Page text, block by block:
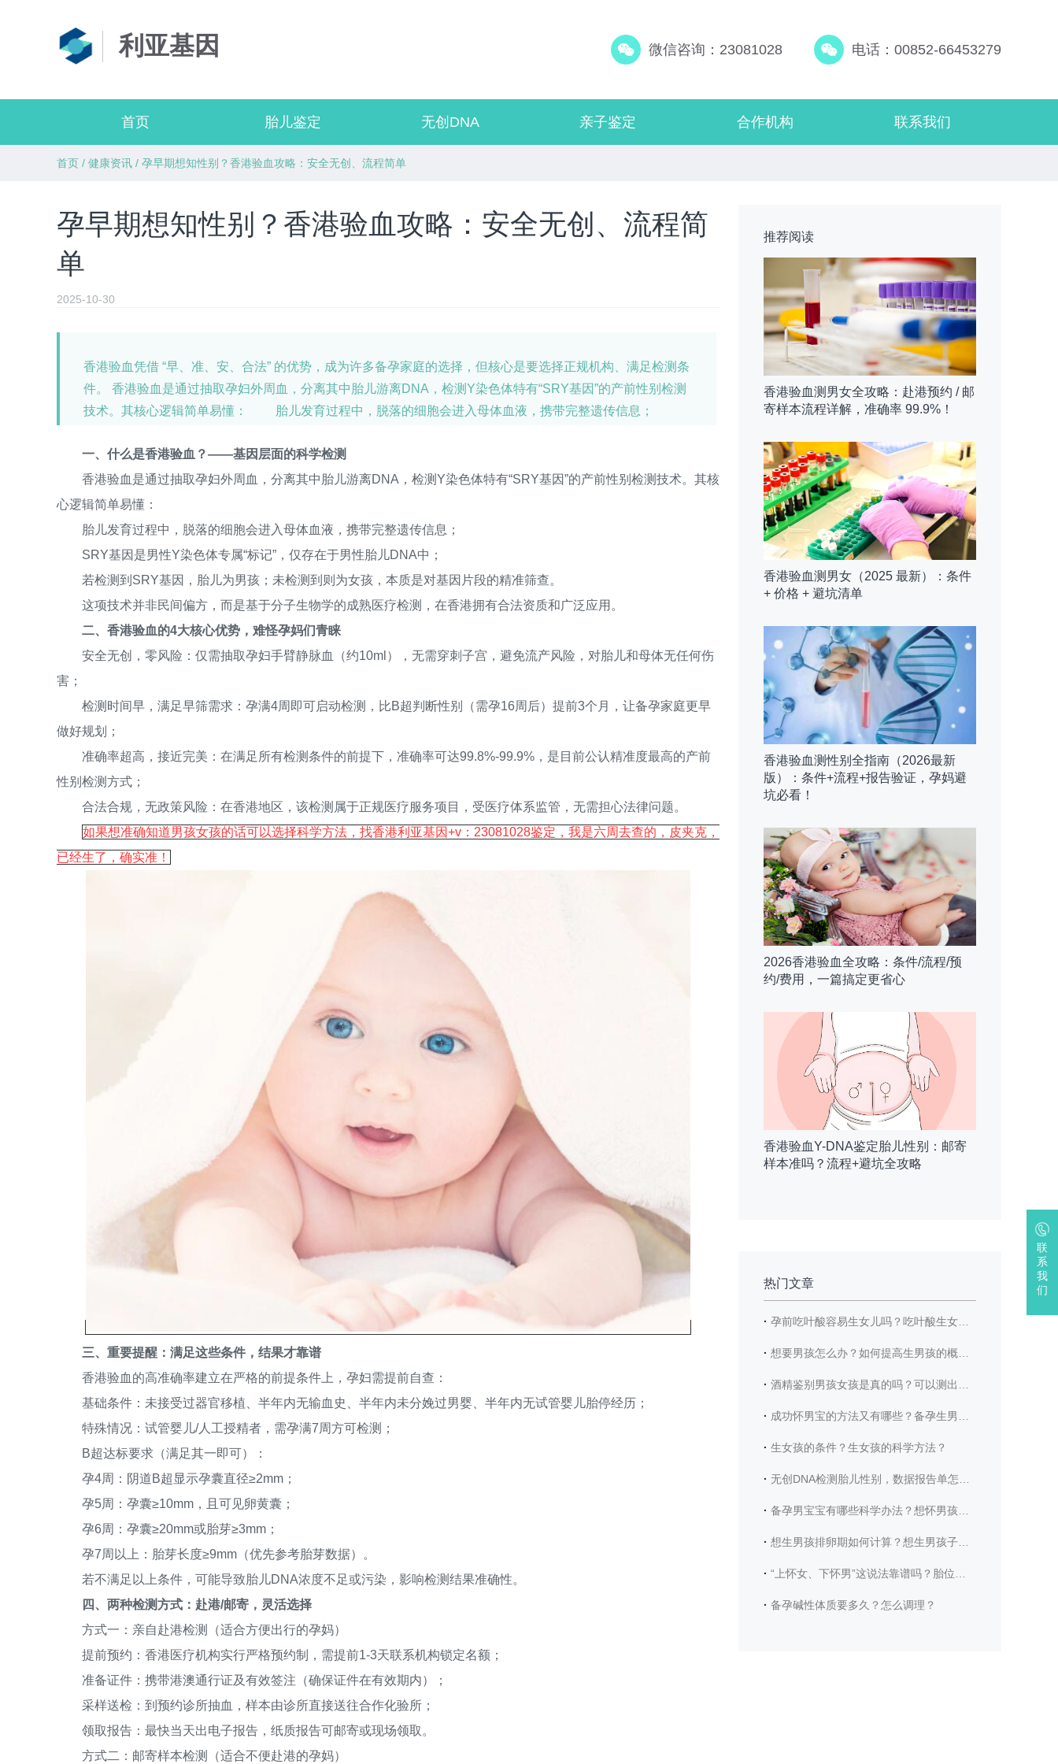
利亚基因 微信咨询：23081028 电话：00852-66453279
首页 胎儿鉴定 无创DNA 亲子鉴定 合作机构 联系我们
首页 / 健康资讯 / 孕早期想知性别？香港验血攻略：安全无创、流程简单
孕早期想知性别？香港验血攻略：安全无创、流程简
单
2025-10-30
香港验血凭借 “早、准、安、合法” 的优势，成为许多备孕家庭的选择，但核心是要选择正规机构、满足检测条
件。 香港验血是通过抽取孕妇外周血，分离其中胎儿游离DNA，检测Y染色体特有“SRY基因”的产前性别检测
技术。其核心逻辑简单易懂： 胎儿发育过程中，脱落的细胞会进入母体血液，携带完整遗传信息；
测到则为女孩，本质是对基因片段的精准筛查。 这项技术并非民间偏方，而是基于分子生物学的成熟医疗
检测，在香港拥有合法资质和广泛应用。
一、什么是香港验血？——基因层面的科学检测
香港验血是通过抽取孕妇外周血，分离其中胎儿游离DNA，检测Y染色体特有“SRY基因”的产前性别检测技术。其核
心逻辑简单易懂：
胎儿发育过程中，脱落的细胞会进入母体血液，携带完整遗传信息；
SRY基因是男性Y染色体专属“标记”，仅存在于男性胎儿DNA中；
若检测到SRY基因，胎儿为男孩；未检测到则为女孩，本质是对基因片段的精准筛查。
这项技术并非民间偏方，而是基于分子生物学的成熟医疗检测，在香港拥有合法资质和广泛应用。
二、香港验血的4大核心优势，难怪孕妈们青睐
安全无创，零风险：仅需抽取孕妇手臂静脉血（约10ml），无需穿刺子宫，避免流产风险，对胎儿和母体无任何伤
害；
检测时间早，满足早筛需求：孕满4周即可启动检测，比B超判断性别（需孕16周后）提前3个月，让备孕家庭更早
做好规划；
准确率超高，接近完美：在满足所有检测条件的前提下，准确率可达99.8%-99.9%，是目前公认精准度最高的产前
性别检测方式；
合法合规，无政策风险：在香港地区，该检测属于正规医疗服务项目，受医疗体系监管，无需担心法律问题。
如果想准确知道男孩女孩的话可以选择科学方法，找香港利亚基因+v：23081028鉴定，我是六周去查的，皮夹克，
已经生了，确实准！
三、重要提醒：满足这些条件，结果才靠谱
香港验血的高准确率建立在严格的前提条件上，孕妇需提前自查：
基础条件：未接受过器官移植、半年内无输血史、半年内未分娩过男婴、半年内无试管婴儿胎停经历；
特殊情况：试管婴儿/人工授精者，需孕满7周方可检测；
B超达标要求（满足其一即可）：
孕4周：阴道B超显示孕囊直径≥2mm；
孕5周：孕囊≥10mm，且可见卵黄囊；
孕6周：孕囊≥20mm或胎芽≥3mm；
孕7周以上：胎芽长度≥9mm（优先参考胎芽数据）。
若不满足以上条件，可能导致胎儿DNA浓度不足或污染，影响检测结果准确性。
四、两种检测方式：赴港/邮寄，灵活选择
方式一：亲自赴港检测（适合方便出行的孕妈）
提前预约：香港医疗机构实行严格预约制，需提前1-3天联系机构锁定名额；
准备证件：携带港澳通行证及有效签注（确保证件在有效期内）；
采样送检：到预约诊所抽血，样本由诊所直接送往合作化验所；
领取报告：最快当天出电子报告，纸质报告可邮寄或现场领取。
方式二：邮寄样本检测（适合不便赴港的孕妈）
推荐阅读
香港验血测男女全攻略：赴港预约 / 邮
寄样本流程详解，准确率 99.9%！
香港验血测男女（2025 最新）：条件
+ 价格 + 避坑清单
香港验血测性别全指南（2026最新
版）：条件+流程+报告验证，孕妈避
坑必看！
2026香港验血全攻略：条件/流程/预
约/费用，一篇搞定更省心
香港验血Y-DNA鉴定胎儿性别：邮寄
样本准吗？流程+避坑全攻略
热门文章
· 孕前吃叶酸容易生女儿吗？吃叶酸生女儿的概率高吗？
· 想要男孩怎么办？如何提高生男孩的概率？
· 酒精鉴别男孩女孩是真的吗？可以测出男宝女宝吗？
· 成功怀男宝的方法又有哪些？备孕生男宝宝时爸爸有哪些注意事项？
· 生女孩的条件？生女孩的科学方法？
· 无创DNA检测胎儿性别，数据报告单怎么看？
· 备孕男宝宝有哪些科学办法？想怀男孩需要具备哪些身体条件？
· 想生男孩排卵期如何计算？想生男孩子需要注意哪些饮食？
· “上怀女、下怀男”这说法靠谱吗？胎位真能看出宝宝性别？
· 备孕碱性体质要多久？怎么调理？
联
系
我
们